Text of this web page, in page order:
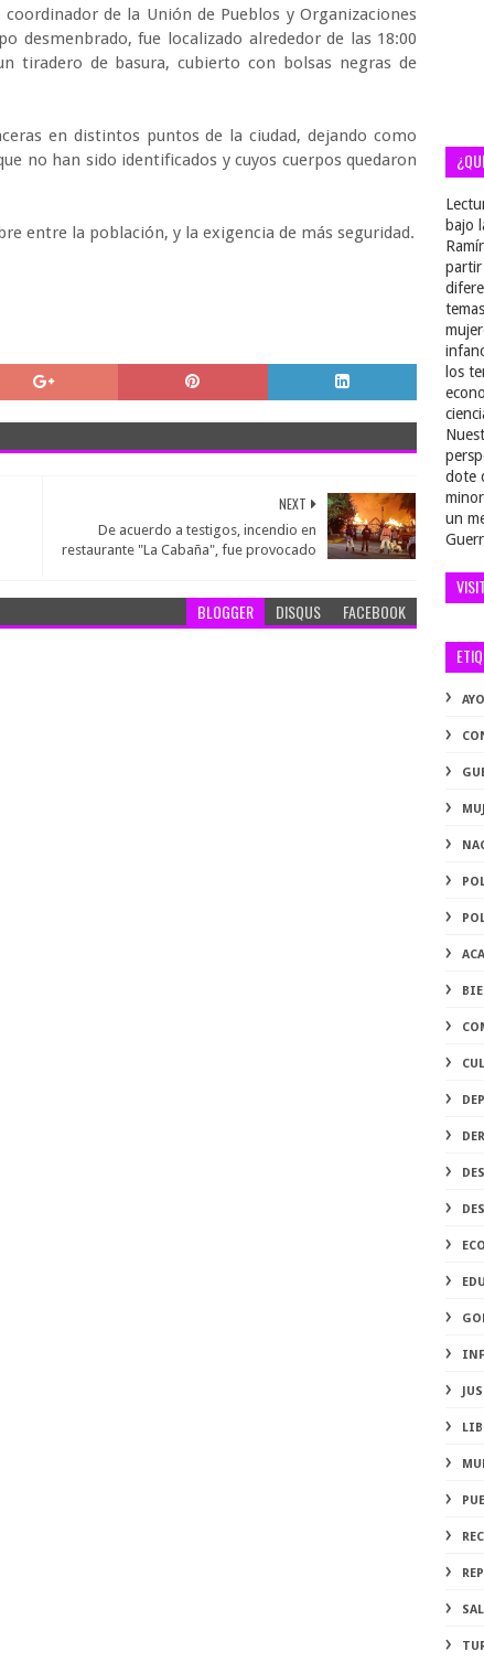
de la Unión de Pueblos y Organizaciones
desmenbrado, fue localizado alrededor de las 18:00
tiradero de basura, cubierto con bolsas negras de
en distintos puntos de la ciudad, dejando como
no han sido identificados y cuyos cuerpos quedaron
entre la población, y la exigencia de más seguridad.
NEXT
De acuerdo a testigos, incendio en
restaurante "La Cabaña", fue provocado
BLOGGER DISQUS FACEBOOK
bajo
partir
los
dote
un